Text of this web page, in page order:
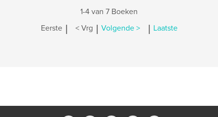
1-4 van 7 Boeken
Eerste | < Vrg | Volgende > | Laatste